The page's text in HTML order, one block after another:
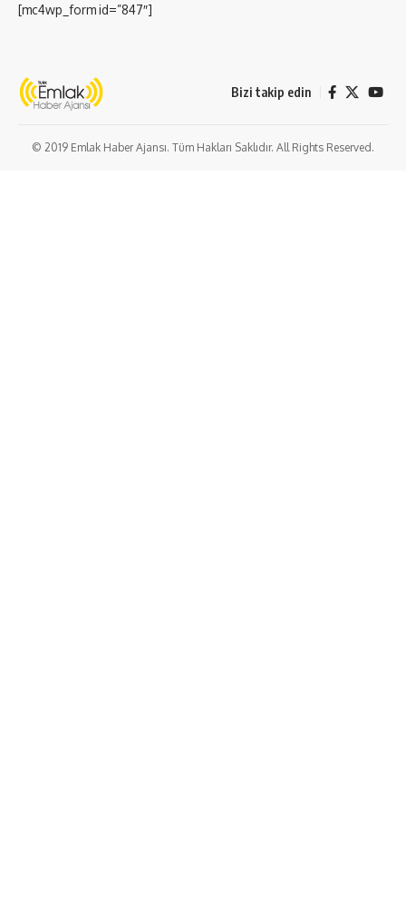
[mc4wp_form id=”847″]
Bizi takip edin
© 2019 Emlak Haber Ajansı. Tüm Hakları Saklıdır. All Rights Reserved.